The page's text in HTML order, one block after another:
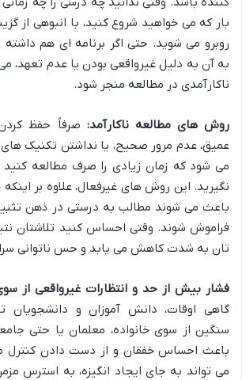
بار که می خواهید شروع کنید، با انبوهی از
روبرو می شوید. حتی اگر برنامه ای هم داشته
به آن به دلیل غیرواقعی بودن یا عدم تعهد،
ناکارآمدی در مطالعه منجر شود.
روش های مطالعه ناکارآمد: صرفاً حفظ
عمیق، عدم مرور صحیح، یا نداشتن تکنیک
می شود که زمان زیادی را صرف مطالعه کنید
نگیرید. این روش های غیرفعال، علاوه بر
باعث می شوند مطالب به درستی در ذهن
فراموش شوند. وقتی احساس کنید تلاشتان
تان به شدت کاهش می یابد و حس ناتوانی
فشار بیش از حد و انتظارات غیرواقعی از
گاهی اوقات، دانش آموزان و دانشجویان
سنگین از سوی خانواده، معلمان یا حتی
باعث احساس خفقان و از دست دادن کنترل
می تواند به جای ایجاد انگیزه، به استرس